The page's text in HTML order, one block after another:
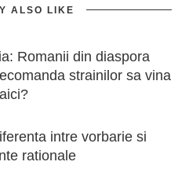
ALSO LIKE
Romanii din diaspora
strainilor sa vina
aici?
intre vorbarie si
rationale